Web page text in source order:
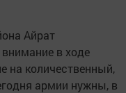
Айрат
в ходе
на количественный,
армии нужны, в